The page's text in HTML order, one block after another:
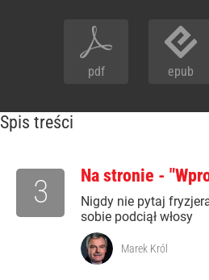
pdf epub
Spis treści
Na stronie -
Nigdy nie pytaj
sobie podciął włosy
3
Marek Król